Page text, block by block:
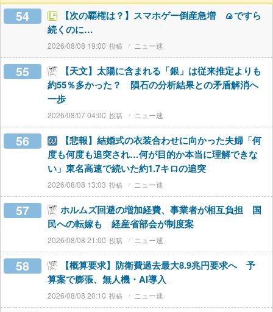
54
【次の覇権は？】スマホゲー倒産急増 🍙ですら
続くのに…
2026/08/08 19:00 ニュー速
55
【天文】太陽に含まれる「銀」は従来推定よりも
約55％多かった？ 隕石の分析結果との矛盾解消へ
一歩
2026/08/07 04:00 ニュー速
56
【悲報】結婚式の衣装合わせに向かった夫婦「何
度も何度も追突され…何が目的か本当に理解できな
い」東名高速で続いた約1.7キロの追突
2026/08/08 13:03 ニュー速
57
ホルムズ回避の増加経費、事業者が相互負担 国
民への転嫁も 経産省部会が制度案
2026/08/08 21:00 ニュー速
58
【概算要求】防衛費過去最大8.9兆円要求へ 予
算案で膨張、無人機・AI導入
2026/08/08 20:10 ニュー速